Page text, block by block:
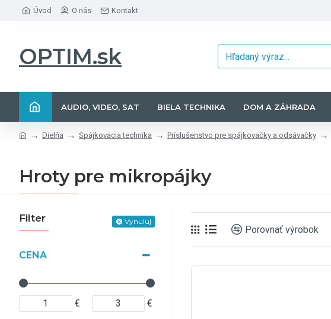
Úvod O nás Kontakt
OPTIM.sk
AUDIO, VIDEO, SAT BIELA TECHNIKA DOM A ZÁHRADA
Dielňa Spájkovacia technika Príslušenstvo pre spájkovačky a odsávačky
Hroty pre mikropájky
Filter Vynuluj
CENA
€ €
Porovnať výrobok